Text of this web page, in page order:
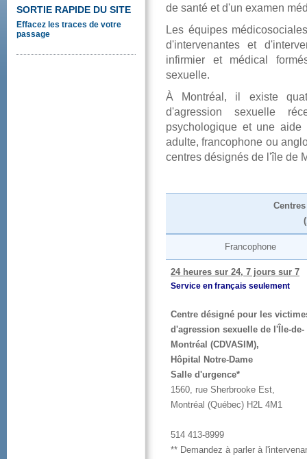
SORTIERAPIDEDUSITE
Effacezlestracesdevotre
passage
sexuelle.
Francophone
24heuressur24,7jourssur7
Serviceenfrançaisseulement
d'agressionsexuelledel'Île-de-
Montréal(CDVASIM),
HôpitalNotre-Dame
Salled'urgence*
1560,rueSherbrookeEst,
Montréal(Québec)H2L4M1
514413-8999